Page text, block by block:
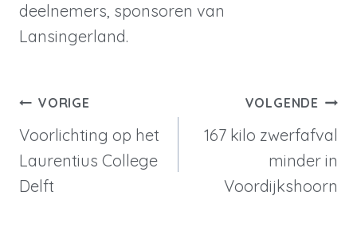
deelnemers, sponsoren van
Lansingerland.
Berichtnavigatie
VORIGE
Voorlichting op het
Laurentius College
Delft
VOLGENDE
167 kilo zwerfafval
minder in
Voordijkshoorn